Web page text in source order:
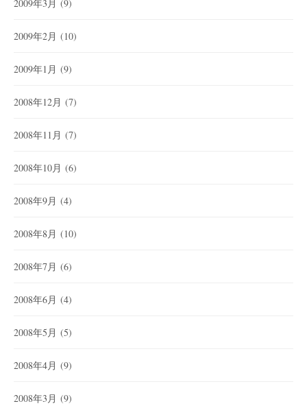
2009年3月 (9)
2009年2月 (10)
2009年1月 (9)
2008年12月 (7)
2008年11月 (7)
2008年10月 (6)
2008年9月 (4)
2008年8月 (10)
2008年7月 (6)
2008年6月 (4)
2008年5月 (5)
2008年4月 (9)
2008年3月 (9)